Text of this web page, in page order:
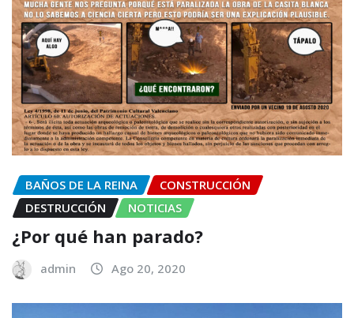
BAÑOS DE LA REINA
CONSTRUCCIÓN
DESTRUCCIÓN
NOTICIAS
¿Por qué han parado?
admin Ago 20, 2020